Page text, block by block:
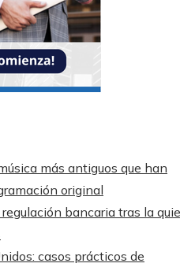
más antiguos que han
original
bancaria tras la
casos prácticos de